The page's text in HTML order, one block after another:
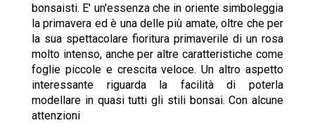
bonsaisti. E' un'essenza che in oriente simboleggia
la primavera ed è una delle più amate, oltre che per
la sua spettacolare fioritura primaverile di un rosa
molto intenso, anche per altre caratteristiche come
foglie piccole e crescita veloce. Un altro aspetto
interessante riguarda la facilità di poterla
modellare in quasi tutti gli stili bonsai. Con alcune
attenzioni